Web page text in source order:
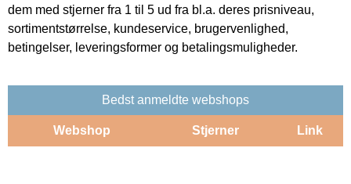
dem med stjerner fra 1 til 5 ud fra bl.a. deres prisniveau,
sortimentstørrelse, kundeservice, brugervenlighed,
betingelser, leveringsformer og betalingsmuligheder.
Bedst anmeldte webshops
Webshop Stjerner Link